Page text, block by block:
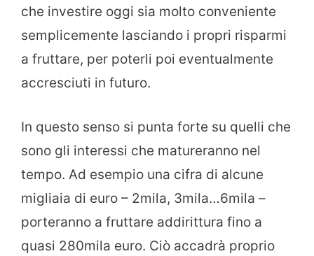
che investire oggi sia molto conveniente
semplicemente lasciando i propri risparmi
a fruttare, per poterli poi eventualmente
accresciuti in futuro.
In questo senso si punta forte su quelli che
sono gli interessi che matureranno nel
tempo. Ad esempio una cifra di alcune
migliaia di euro – 2mila, 3mila…6mila –
porteranno a fruttare addirittura fino a
quasi 280mila euro. Ciò accadrà proprio